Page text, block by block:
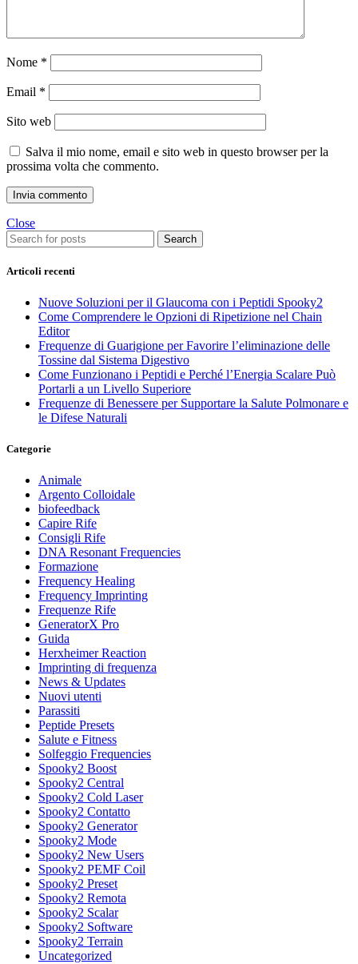
Nome *
Email *
Sito web
Salva il mio nome, email e sito web in questo browser per la
prossima volta che commento.
Close
Search
Articoli recenti
Nuove Soluzioni per il Glaucoma con i Peptidi Spooky2
Come Comprendere le Opzioni di Ripetizione nel Chain
Editor
Frequenze di Guarigione per Favorire l’eliminazione delle
Tossine dal Sistema Digestivo
Come Funzionano i Peptidi e Perché l’Energia Scalare Può
Portarli a un Livello Superiore
Frequenze di Benessere per Supportare la Salute Polmonare e
le Difese Naturali
Categorie
Animale
Argento Colloidale
biofeedback
Capire Rife
Consigli Rife
DNA Resonant Frequencies
Formazione
Frequency Healing
Frequency Imprinting
Frequenze Rife
GeneratorX Pro
Guida
Herxheimer Reaction
Imprinting di frequenza
News & Updates
Nuovi utenti
Parassiti
Peptide Presets
Salute e Fitness
Solfeggio Frequencies
Spooky2 Boost
Spooky2 Central
Spooky2 Cold Laser
Spooky2 Contatto
Spooky2 Generator
Spooky2 Mode
Spooky2 New Users
Spooky2 PEMF Coil
Spooky2 Preset
Spooky2 Remota
Spooky2 Scalar
Spooky2 Software
Spooky2 Terrain
Uncategorized